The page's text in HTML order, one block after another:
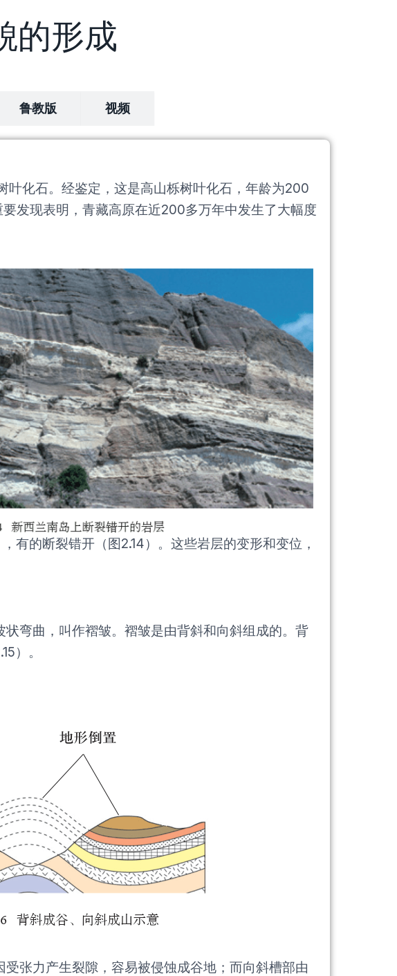
的形成
鲁教版 视频
化石。经鉴定，这是高山栎树叶化石，年龄为200
发现表明，青藏高原在近200多万年中发生了大幅度
有的断裂错开（图2.14）。这些岩层的变形和变位，
弯曲，叫作褶皱。褶皱是由背斜和向斜组成的。背
）。
张力产生裂隙，容易被侵蚀成谷地；而向斜槽部由